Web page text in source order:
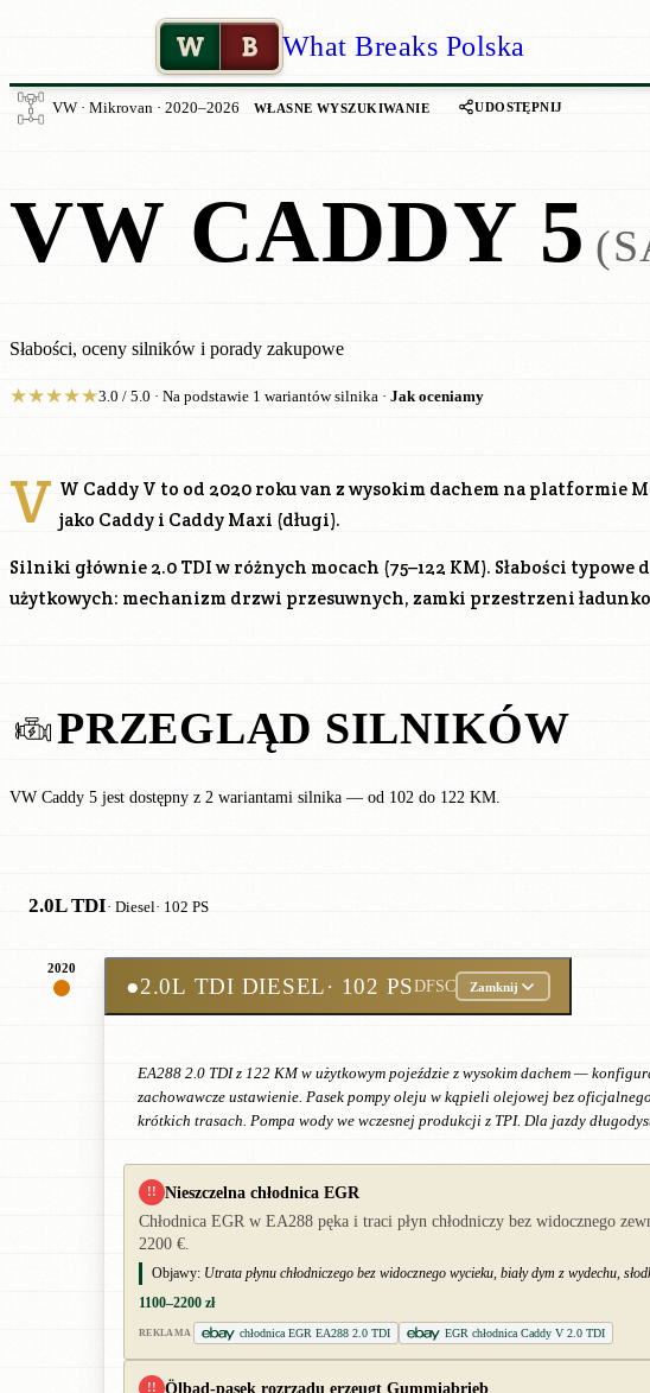
W B What Breaks Polska
VW · Mikrovan · 2020–2026 WŁASNE WYSZUKIWANIE UDOSTĘPNIJ
VW CADDY 5
Słabości, oceny silników i porady zakupowe
★★★★★3.0 / 5.0 · Na podstawie 1 wariantów silnika · Jak oceniamy
V W Caddy V to od 2020 roku van z wysokim dachem na platformie
jako Caddy i Caddy Maxi (długi).
Silniki głównie 2.0 TDI w różnych mocach (75–122 KM). Słabości typowe
użytkowych: mechanizm drzwi przesuwnych, zamki przestrzeni
PRZEGLĄD SILNIKÓW
VW Caddy 5 jest dostępny z 2 wariantami silnika — od 102 do 122 KM.
2.0L TDI· Diesel· 102 PS
2020
●2.0L TDI DIESEL· 102 PSDFSC Zamknij
EA288 2.0 TDI z 122 KM w użytkowym pojeździe z wysokim dachem —
zachowawcze ustawienie. Pasek pompy oleju w kąpieli olejowej bez
krótkich trasach. Pompa wody we wczesnej produkcji z TPI. Dla jazdy
!! Nieszczelna chłodnica EGR
Chłodnica EGR w EA288 pęka i traci płyn chłodniczy bez widocznego
2200 €.
Objawy: Utrata płynu chłodniczego bez widocznego wycieku, biały dym z wydechu,
1100–2200 zł
REKLAMA chłodnica EGR EA288 2.0 TDI EGR chłodnica Caddy V 2.0 TDI
!! Ölbad-pasek rozrządu erzeugt Gummiabrieb